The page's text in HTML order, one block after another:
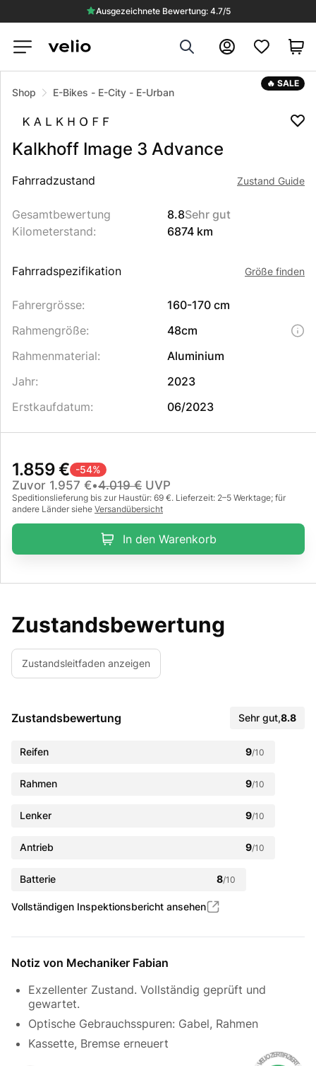
Ausgezeichnete Bewertung: 4.7/5
Search Konto
🔥 SALE
Shop E-Bikes - E-City - E-Urban
Kalkhoff Image 3 Advance
Beschreibung des Produkts
Fahrradzustand Zustand Guide
Gesamtbewertung 8.8Sehr gut
Kilometerstand: 6874 km
Fahrradspezifikation Größe finden
Fahrergrösse:
160-170 cm
Rahmengröße:
48cm
Rahmenmaterial:
Aluminium
Jahr:
2023
Erstkaufdatum: 06/2023
1.859 € -54%
Zuvor 1.957 €•4.019 € UVP
Speditionslieferung bis zur Haustür: 69 €. Lieferzeit: 2–5 Werktage; für
andere Länder siehe Versandübersicht
In den Warenkorb
Zustandsbewertung
Zustandsleitfaden anzeigen
Zustandsbewertung Sehr gut,8.8
Reifen 9/10
Rahmen 9/10
Lenker 9/10
Antrieb 9/10
Batterie 8/10
Vollständigen Inspektionsbericht ansehen
Notiz von Mechaniker Fabian
Exzellenter Zustand. Vollständig geprüft und
gewartet.
Optische Gebrauchsspuren: Gabel, Rahmen
Kassette, Bremse erneuert